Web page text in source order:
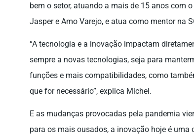
bem o setor, atuando a mais de 15 anos com
Jasper e Amo Varejo, e atua como mentor na
“A tecnologia e a inovação impactam
sempre a novas tecnologias, seja para
funções e mais compatibilidades, como
que for necessário”, explica Michel.
E as mudanças provocadas pela pandemia
para os mais ousados, a inovação hoje é uma